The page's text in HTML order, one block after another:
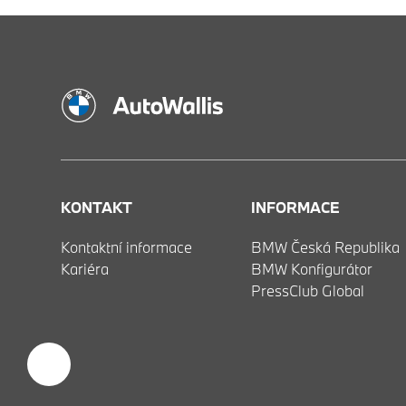
KONTAKT
Kontaktní informace
Kariéra
INFORMACE
BMW Česká Republika
BMW Konfigurátor
PressClub Global